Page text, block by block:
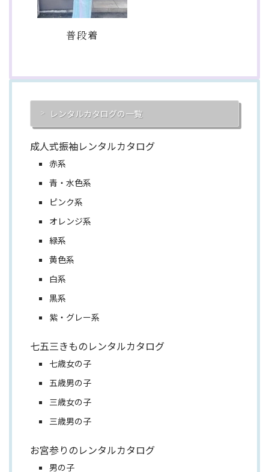
普段着
レンタルカタログの一覧
成人式振袖レンタルカタログ
赤系
青・水色系
ピンク系
オレンジ系
緑系
黄色系
白系
黒系
紫・グレー系
七五三きものレンタルカタログ
七歳女の子
五歳男の子
三歳女の子
三歳男の子
お宮参りのレンタルカタログ
男の子